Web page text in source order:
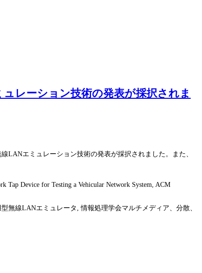
レーション技術の発表が採択されま
LANエミュレーション技術の発表が採択されました。また、
Tap Device for Testing a Vehicular Network System, ACM
無線LANエミュレータ, 情報処理学会マルチメディア、分散、